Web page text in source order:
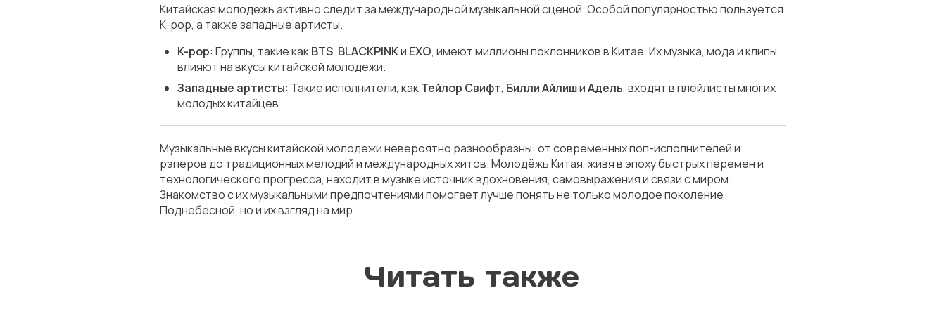
Китайская молодежь активно следит за международной музыкальной сценой. Особой популярностью пользуется
K-pop, а также западные артисты.
K-pop: Группы, такие какBTS, BLACKPINKи EXO, имеют миллионы поклонников в Китае. Их музыка, мода и клипы
влияют на вкусы китайской молодежи.
Западные артисты: Такие исполнители, какТейлор Свифт, Билли АйлишиАдель, входят в плейлисты многих
молодых китайцев.
Музыкальные вкусы китайской молодежи невероятно разнообразны: от современных поп-исполнителей и
рэперов до традиционных мелодий и международных хитов. Молодёжь Китая, живя в эпоху быстрых перемен и
технологического прогресса, находит в музыке источник вдохновения, самовыражения и связи с миром.
Знакомство с их музыкальными предпочтениями помогает лучше понять не только молодое поколение
Поднебесной, но и их взгляд на мир.
Читать также